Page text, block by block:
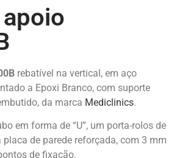
rebatível na vertical, em aço
a Epoxi Branco, com suporte
da marca Mediclinics.
em forma de “U”, um porta-rolos de
de parede reforçada, com 3 mm
de fixação.